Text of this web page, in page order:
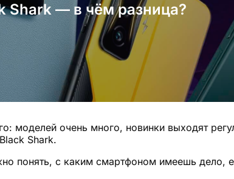
Shark — в чём разница?
моделей очень много, новинки выходят
Shark.
понять, с каким смартфоном имеешь дело,